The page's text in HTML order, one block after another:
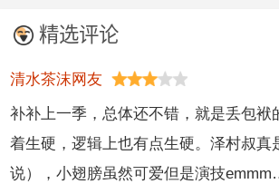
乔方,卢海鹏,马德钟,
宋芝龄,孙季卿,王青,
韦家雄,魏惠文,徐荣,
雪妮,杨婉仪,杨雯薏,
klonsky,loretta
fisher,sarah isaacs
精选评论
清水茶沫网友
补补上一季，总体还不错，就是丢包袱
着生硬，逻辑上也有点生硬。泽村叔真
说），小翅膀虽然可爱但是演技